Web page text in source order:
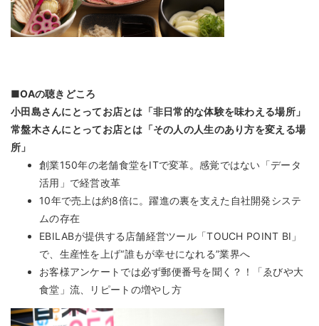
■OAの聴きどころ
小田島さんにとってお店とは「非日常的な体験を味わえる場所」
常盤木さんにとってお店とは「その人の人生のあり方を変える場
所」
創業150年の老舗食堂をITで変革。感覚ではない「データ
活用」で経営改革
10年で売上は約8倍に。躍進の裏を支えた自社開発システ
ムの存在
EBILABが提供する店舗経営ツール「TOUCH POINT BI」
で、生産性を上げ“誰もが幸せになれる”業界へ
お客様アンケートでは必ず郵便番号を聞く？！「ゑびや大
食堂」流、リピートの増やし方